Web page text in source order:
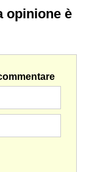
opinione è